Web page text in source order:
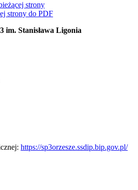
strony
strony do PDF
im. Stanisława Ligonia
https://sp3orzesze.ssdip.bip.gov.pl/